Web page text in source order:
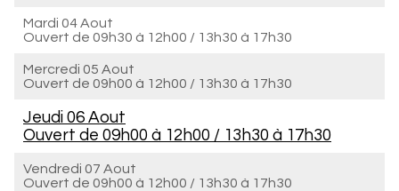
Mardi 04 Aout
Ouvert de 09h30 à 12h00 / 13h30 à 17h30
Mercredi 05 Aout
Ouvert de 09h00 à 12h00 / 13h30 à 17h30
Jeudi 06 Aout
Ouvert de 09h00 à 12h00 / 13h30 à 17h30
Vendredi 07 Aout
Ouvert de 09h00 à 12h00 / 13h30 à 17h30